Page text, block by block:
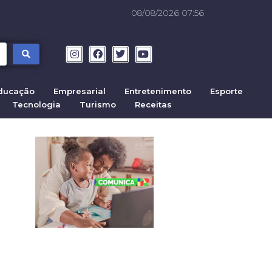
08/08/2026 07:56
Empresarial Entretenimento
Esporte
Tecnologia Turismo Receitas